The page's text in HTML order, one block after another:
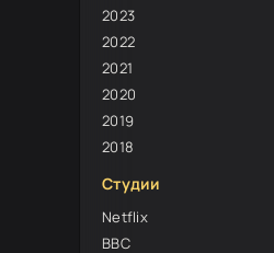
2023
2022
2021
2020
2019
2018
Студии
Netflix
BBC